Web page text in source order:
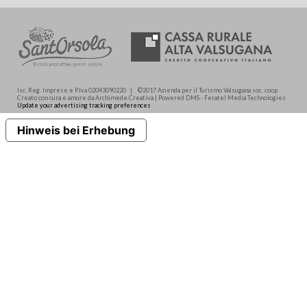
Isc. Reg. Imprese e P.Iva 02043090220 | ©2017 Azienda per il Turismo Valsugana soc. coop.
Creato con cura e amore da Archimede.Creativa | Powered DMS - Feratel Media Technologies
Update your advertising tracking preferences
Hinweis bei Erhebung